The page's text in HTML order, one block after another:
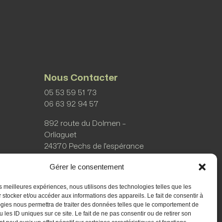
Gérer le consentement
meilleures expériences, nous utilisons des technologies telles que les
stocker et/ou accéder aux informations des appareils. Le fait de consentir à
nous permettra de traiter des données telles que le comportement de
les ID uniques sur ce site. Le fait de ne pas consentir ou de retirer son
Nous Contacter
05 53 59 51 73
‭06 63 92 94 57
892 route du Dolmen –
Orliaguet
24370 Pechs de l’espérance